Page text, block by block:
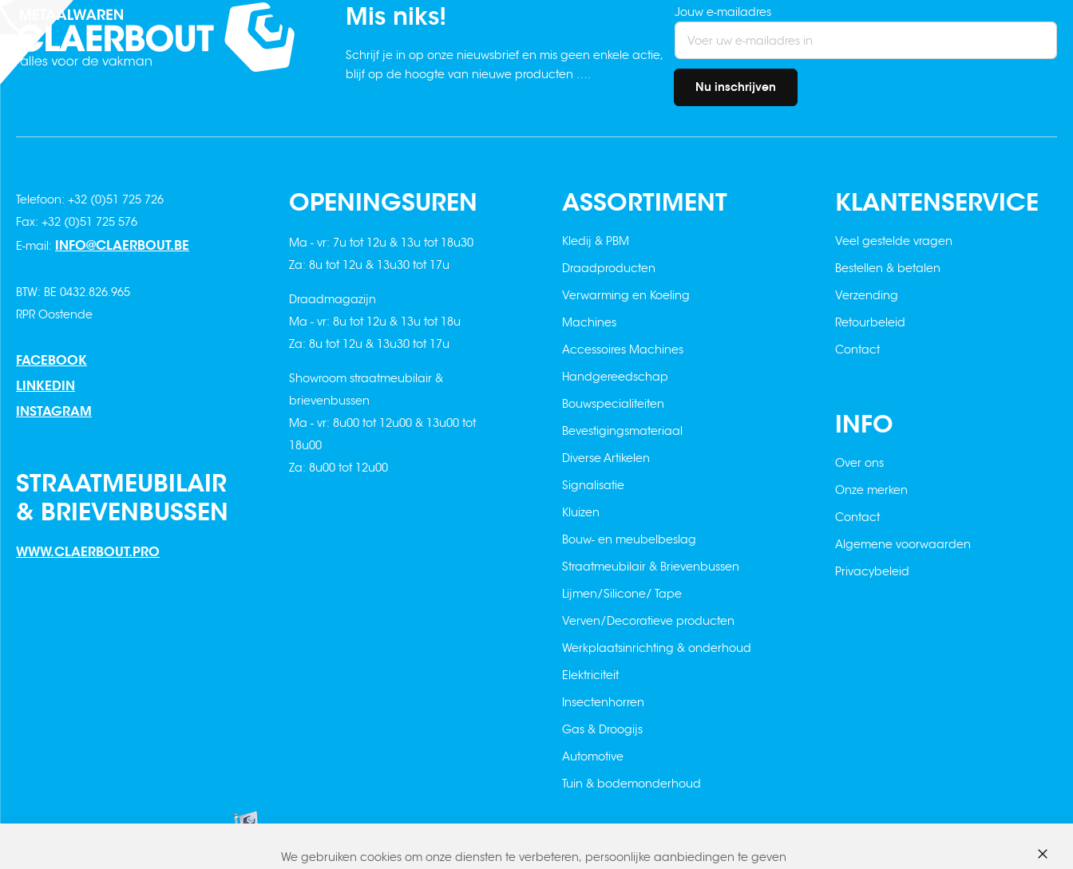
Mis niks!
Schrijf je in op onze nieuwsbrief en mis geen enkele actie,
blijf op de hoogte van nieuwe producten ….
Jouw e-mailadres
Nu inschrijven
Telefoon: +32 (0)51 725 726
Fax: +32 (0)51 725 576
E-mail: INFO@CLAERBOUT.BE
BTW: BE 0432.826.965
RPR Oostende
FACEBOOK
LINKEDIN
INSTAGRAM
STRAATMEUBILAIR
& BRIEVENBUSSEN
WWW.CLAERBOUT.PRO
OPENINGSUREN
Ma - vr: 7u tot 12u & 13u tot 18u30
Za: 8u tot 12u & 13u30 tot 17u
Draadmagazijn
Ma - vr: 8u tot 12u & 13u tot 18u
Za: 8u tot 12u & 13u30 tot 17u
Showroom straatmeubilair &
brievenbussen
Ma - vr: 8u00 tot 12u00 & 13u00 tot
18u00
Za: 8u00 tot 12u00
ASSORTIMENT
Kledij & PBM
Draadproducten
Verwarming en Koeling
Machines
Accessoires Machines
Handgereedschap
Bouwspecialiteiten
Bevestigingsmateriaal
Diverse Artikelen
Signalisatie
Kluizen
Bouw- en meubelbeslag
Straatmeubilair & Brievenbussen
Lijmen/Silicone/ Tape
Verven/Decoratieve producten
Werkplaatsinrichting & onderhoud
Elektriciteit
Insectenhorren
Gas & Droogijs
Automotive
Tuin & bodemonderhoud
KLANTENSERVICE
Veel gestelde vragen
Bestellen & betalen
Verzending
Retourbeleid
Contact
INFO
Over ons
Onze merken
Contact
Algemene voorwaarden
Privacybeleid
We gebruiken cookies om onze diensten te verbeteren, persoonlijke aanbiedingen te geven